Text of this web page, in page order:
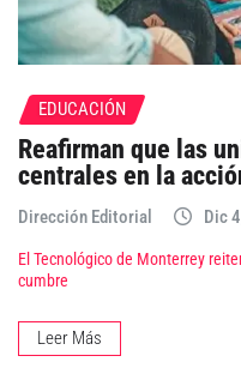
EDUCACIÓN
Reafirman que las
centrales en la
Dirección Editorial Dic
El Tecnológico de Monterrey
cumbre
Leer Más